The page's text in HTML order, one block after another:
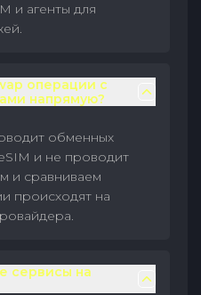
и агенты для
операции с
напрямую?
обменных
и не проводит
и сравниваем
происходят на
сервисы на